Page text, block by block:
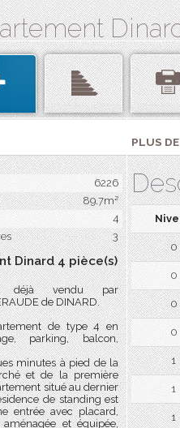
6226
89.7m²
4
3
Dinard 4 pièce(s)
déjà vendu par
de DINARD.
de type 4 en
parking, balcon,
minutes à pied de la
et de la première
situé au dernier
de standing est
entrée avec placard,
et équipée,
PLUS
0
0
0
0
1
1
1